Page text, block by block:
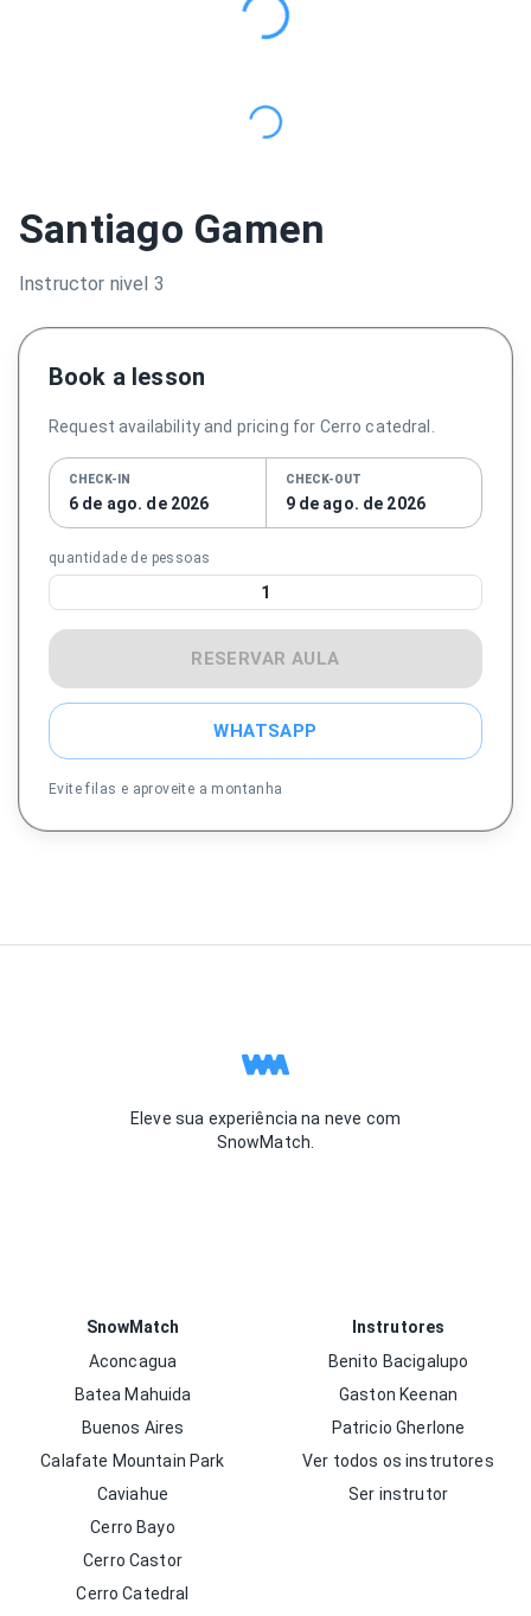
Santiago Gamen
Instructor nivel 3
Book a lesson
Request availability and pricing for Cerro catedral.
CHECK-IN
6 de ago. de 2026
CHECK-OUT
9 de ago. de 2026
quantidade de pessoas
1
RESERVAR AULA
WHATSAPP
Evite filas e aproveite a montanha
Eleve sua experiência na neve com
SnowMatch.
SnowMatch
Aconcagua
Batea Mahuida
Buenos Aires
Calafate Mountain Park
Caviahue
Cerro Bayo
Cerro Castor
Cerro Catedral
Instrutores
Benito Bacigalupo
Gaston Keenan
Patricio Gherlone
Ver todos os instrutores
Ser instrutor